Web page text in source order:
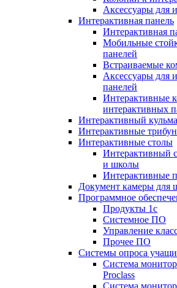
Аксессуары для
Интерактивная панель
Интерактивная
Мобильные
панелей
Встраиваемые
Аксессуары для
панелей
Интерактивные
интерактивных
Интерактивный
Интерактивные
Интерактивные столы
Интерактивный
и школы
Интерактивные
Документ камеры для
Программное
Продукты 1с
Системное ПО
Управление
Прочее ПО
Системы опроса
Система
Proclass